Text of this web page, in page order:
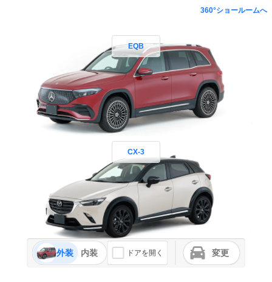
360°ショールームへ
EQB
CX-3
外装 内装 ドアを開く 変更